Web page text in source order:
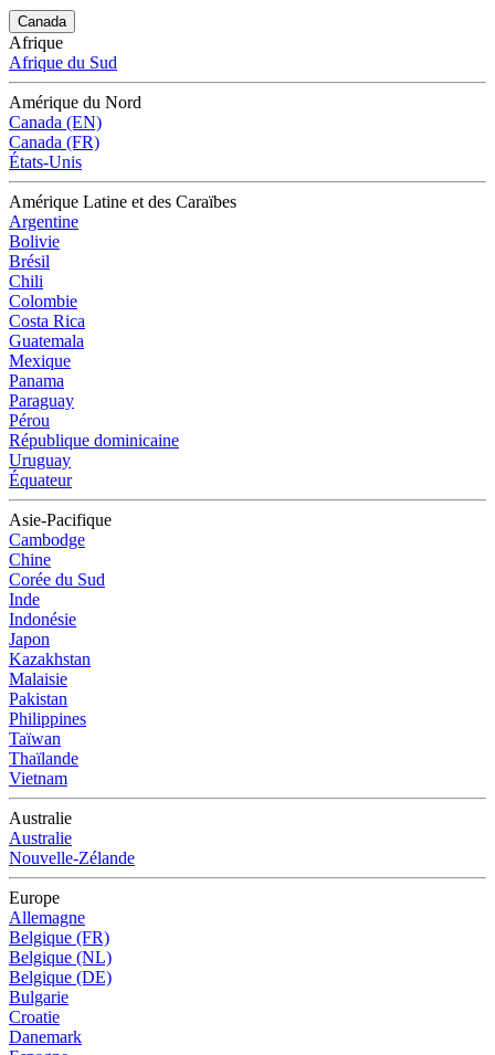
Canada
Afrique
Afrique du Sud
Amérique du Nord
Canada (EN)
Canada (FR)
États-Unis
Amérique Latine et des Caraïbes
Argentine
Bolivie
Brésil
Chili
Colombie
Costa Rica
Guatemala
Mexique
Panama
Paraguay
Pérou
République dominicaine
Uruguay
Équateur
Asie-Pacifique
Cambodge
Chine
Corée du Sud
Inde
Indonésie
Japon
Kazakhstan
Malaisie
Pakistan
Philippines
Taïwan
Thaïlande
Vietnam
Australie
Australie
Nouvelle-Zélande
Europe
Allemagne
Belgique (FR)
Belgique (NL)
Belgique (DE)
Bulgarie
Croatie
Danemark